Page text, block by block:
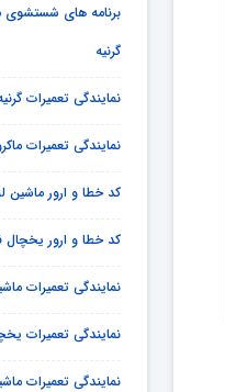
برنامه های
گرنیه
نمایندگی تعمیرات
نمایندگی تعمیرات
کد خطا و ارور ماشین
کد خطا و ارور یخچال
نمایندگی تعمیرات
نمایندگی تعمیرات
نمایندگی تعمیرات